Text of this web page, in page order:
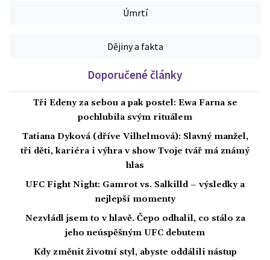
Úmrtí
Dějiny a fakta
Doporučené články
Tři Edeny za sebou a pak postel: Ewa Farna se
pochlubila svým rituálem
Tatiana Dyková (dříve Vilhelmová): Slavný manžel,
tři děti, kariéra i výhra v show Tvoje tvář má známý
hlas
UFC Fight Night: Gamrot vs. Salkilld – výsledky a
nejlepší momenty
Nezvládl jsem to v hlavě. Čepo odhalil, co stálo za
jeho neúspěšným UFC debutem
Kdy změnit životní styl, abyste oddálili nástup